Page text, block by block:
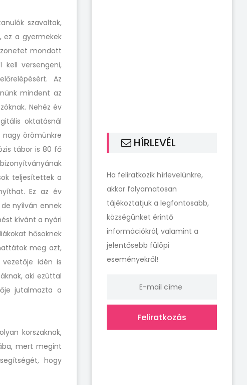
szavaltak,
ez a gyermekek
mondott
kell versengeni,
Az
mindent az
Nehéz év
oktatásnál
nagy örömünkre
tábor is 80 fő
teljesítettek a
Ez az év
nyílván ennek
kívánt a nyári
hősöknek
meg azt,
idén is
aki ezúttal
jutalmazta a
korszaknak,
mert megint
hogy
HÍRLEVÉL
Ha feliratkozik hírlevelünkre,
akkor folyamatosan
tájékoztatjuk a legfontosabb,
községünket érintő
információkról, valamint a
jelentősebb fülöpi
eseményekről!
Feliratkozás